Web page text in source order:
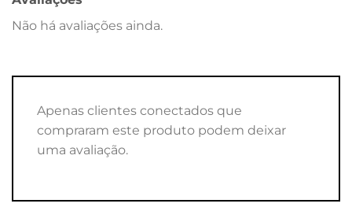
Não há avaliações ainda.
Apenas clientes conectados que
compraram este produto podem deixar
uma avaliação.